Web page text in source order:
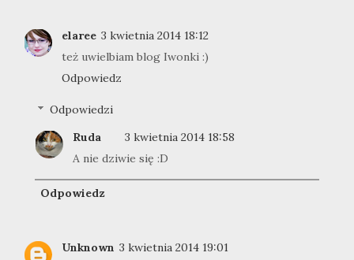
elaree 3 kwietnia 2014 18:12
też uwielbiam blog Iwonki :)
Odpowiedz
Odpowiedzi
Ruda
3 kwietnia 2014 18:58
A nie dziwie się :D
Odpowiedz
Unknown 3 kwietnia 2014 19:01